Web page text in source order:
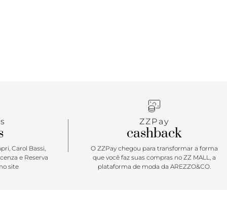
Carol Bassi,
e Reserva
site
ZZPay
cashback
O ZZPay chegou para transformar a forma
que você faz suas compras no ZZ MALL, a
plataforma de moda da AREZZO&CO.